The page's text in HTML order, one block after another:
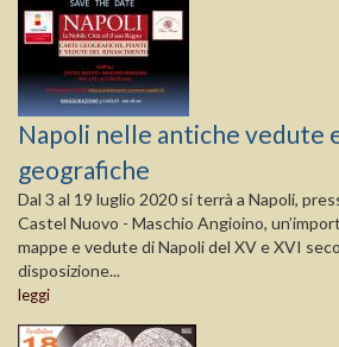
Napoli nelle antiche vedute
geografiche
Dal 3 al 19 luglio 2020 si terrà a Napoli,
Castel Nuovo - Maschio Angioino,
mappe e vedute di Napoli del XV e XVI
disposizione...
leggi